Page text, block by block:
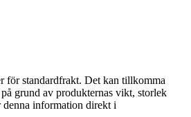
för standardfrakt. Det kan tillkomma
grund av produkternas vikt, storlek
denna information direkt i